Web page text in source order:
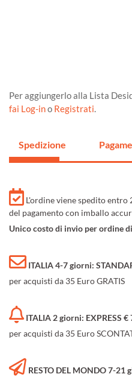
Per aggiungerlo alla Lista
fai Log-ino Registrati.
Spedizione
L'ordine viene spedito
del pagamento con imballo
Unico costo di invio per ordine
ITALIA 4-7 giorni:
per acquisti da 35 Euro GRATIS
ITALIA 2 giorni: EXPRESS €
per acquisti da 35 Euro
RESTO DEL MONDO 7-21